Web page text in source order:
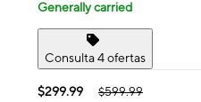
Generally carried
Consulta 4 ofertas
$299.99 $599.99